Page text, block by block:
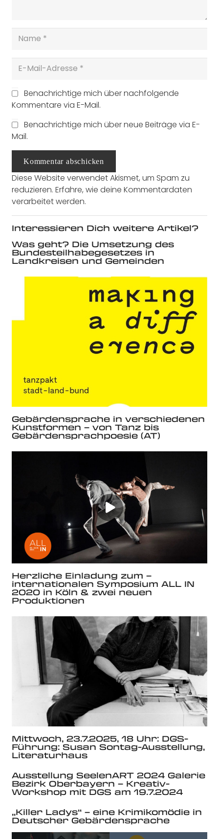
Benachrichtige mich über nachfolgende
Kommentare via E-Mail.
Benachrichtige mich über neue Beiträge via E-
Mail.
Kommentar abschicken
Diese Website verwendet Akismet, um Spam zu
reduzieren. Erfahre, wie deine Kommentardaten
verarbeitet werden.
Interessieren Dich weitere Artikel?
Was geht? Die Umsetzung des
Bundesteilhabegesetzes in
Landkreisen und Gemeinden
Gebärdensprache in verschiedenen
Kunstformen – von Tanz bis
Gebärdensprachpoesie (AT)
Herzliche Einladung zum –
internationalen Symposium ALL IN
2020 in Köln & zwei neuen
Produktionen
Mittwoch, 23.7.2025, 18 Uhr: DGS-
Führung: Susan Sontag-Ausstellung,
Literaturhaus
Ausstellung SeelenART 2024 Galerie
Bezirk Oberbayern – Kreativ-
Workshop mit DGS am 19.7.2024
„Killer Ladys“ – eine Krimikomödie in
Deutscher Gebärdensprache